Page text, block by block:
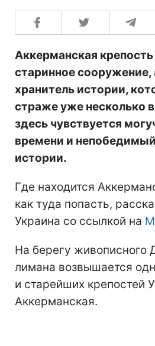
Аккерманская
старинное
хранитель истории,
страже уже несколько
здесь чувствуется
времени и
истории.
Где находится
как туда попасть,
Украина со ссылкой на
На берегу живописного
лимана возвышается
и старейших крепостей
Аккерманская.